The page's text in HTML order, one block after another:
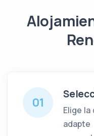
01
Elige la